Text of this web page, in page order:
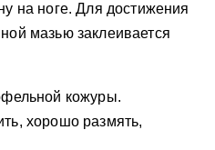
на ноге. Для достижения
мазью заклеивается
кожуры.
хорошо размять,